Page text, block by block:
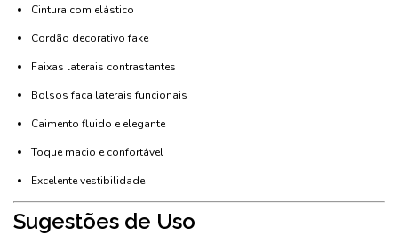
Cintura com elástico
Cordão decorativo fake
Faixas laterais contrastantes
Bolsos faca laterais funcionais
Caimento fluido e elegante
Toque macio e confortável
Excelente vestibilidade
Sugestões de Uso